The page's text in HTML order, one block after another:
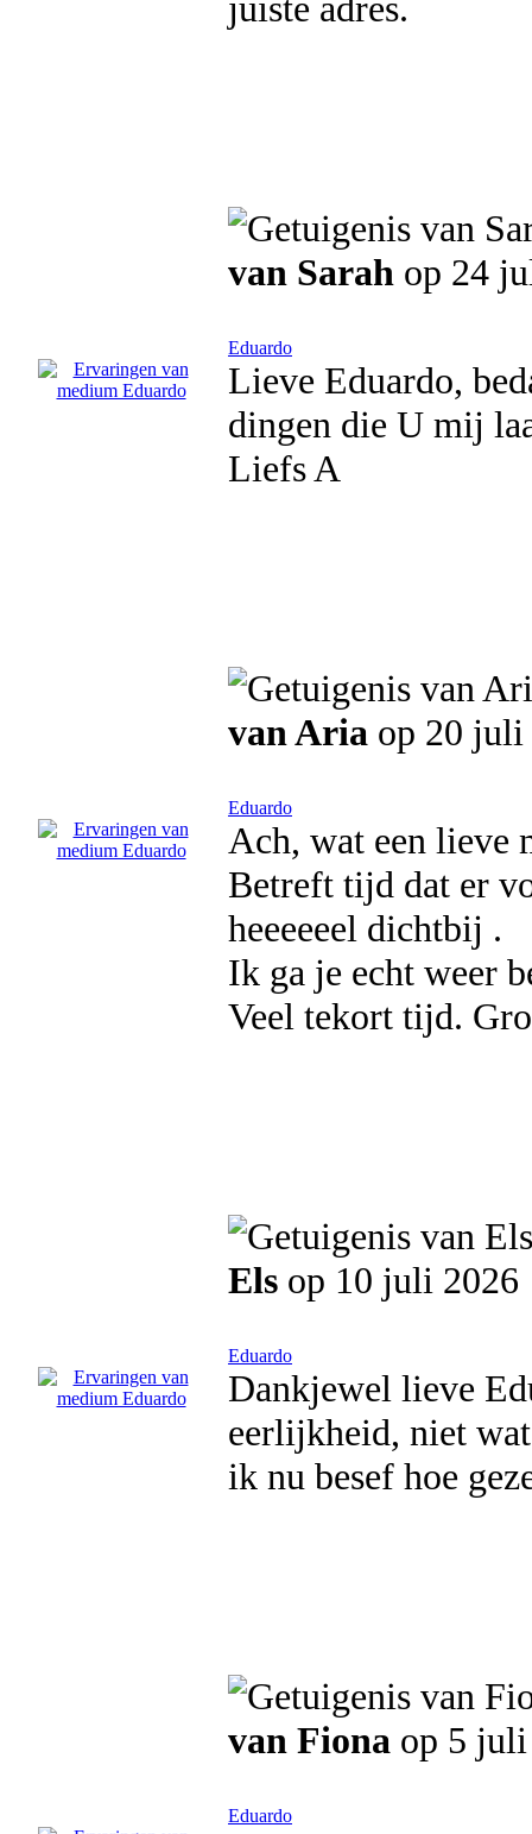
van Sarah op 24
Eduardo
Lieve Eduardo,
dingen die U mij
Liefs A
van Aria op 20 juli
Eduardo
Ach, wat een lieve
Betreft tijd dat er
heeeeeel dichtbij .
Ik ga je echt weer
Veel tekort tijd.
Els op 10 juli 2026
Eduardo
Dankjewel lieve
eerlijkheid, niet
ik nu besef hoe
van Fiona op 5
Eduardo